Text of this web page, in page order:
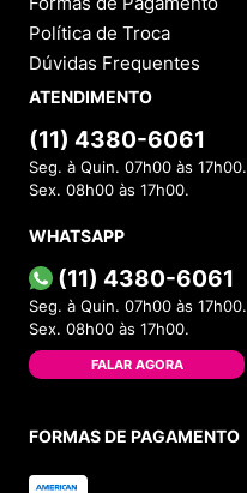
Política de Troca
Dúvidas Frequentes
ATENDIMENTO
(11) 4380-6061
Seg. à Quin. 07h00 às 17h00.
Sex. 08h00 às 17h00.
WHATSAPP
(11) 4380-6061
Seg. à Quin. 07h00 às 17h00.
Sex. 08h00 às 17h00.
FALAR AGORA
FORMAS DE PAGAMENTO